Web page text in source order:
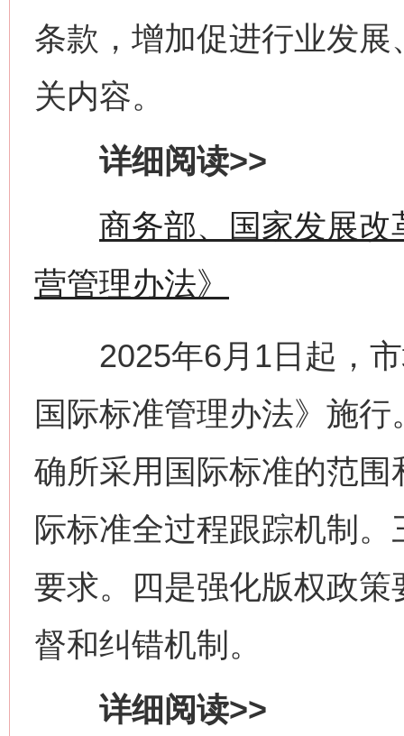
条款，增加促进行业发
关内容。
详细阅读>>
商务部、国家发展
营管理办法》
2025年6月1日起，市
国际标准管理办法》施
确所采用国际标准的范
际标准全过程跟踪机制
要求。四是强化版权政
督和纠错机制。
详细阅读>>